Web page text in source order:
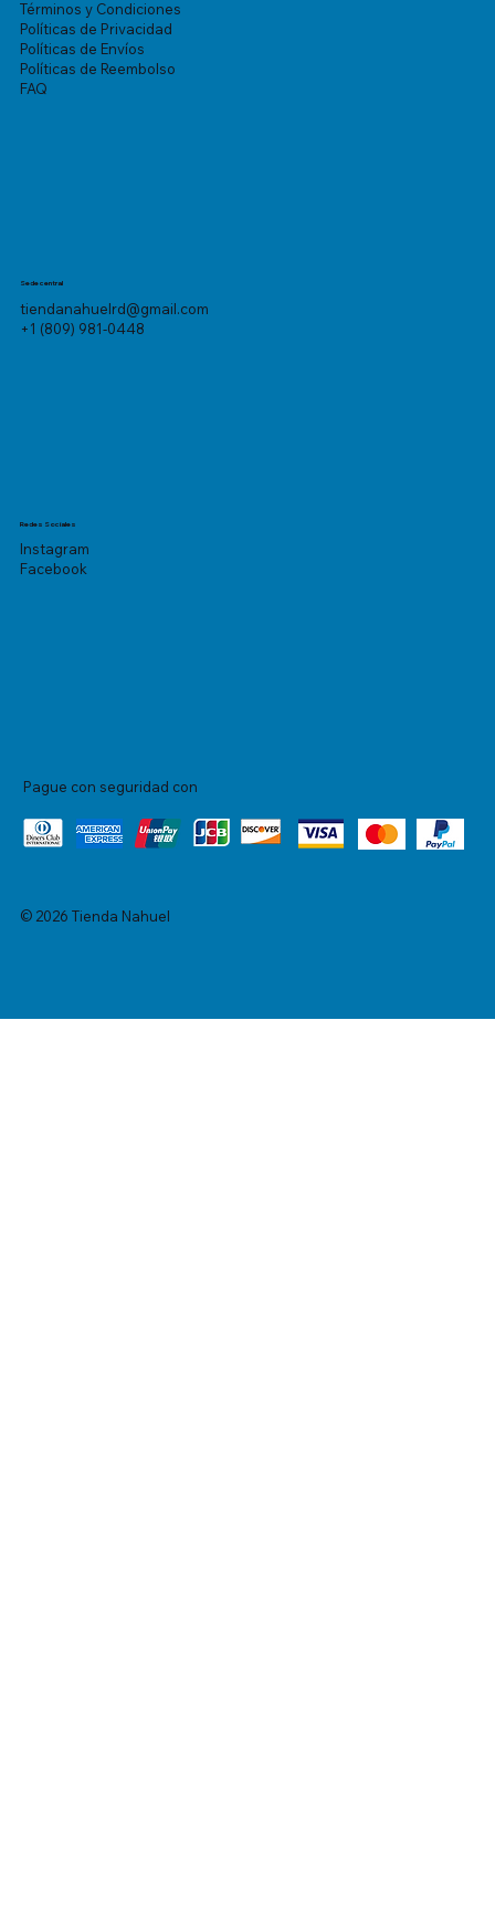
Términos y Condiciones
Políticas de Privacidad
Políticas de Envíos
Políticas de Reembolso
FAQ
Sede central
tiendanahuelrd@gmail.com
+1 (809) 981-0448
Redes Sociales
Instagram
Facebook
Pague con seguridad con
© 2026 Tienda Nahuel